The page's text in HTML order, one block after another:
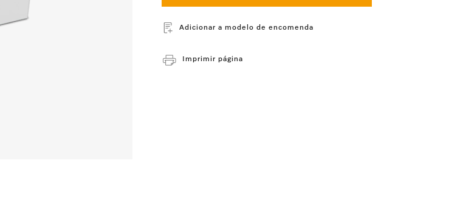
Adicionar a modelo de encomenda
Imprimir página